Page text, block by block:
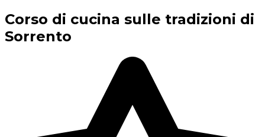
Corso di cucina sulle tradizioni di
Sorrento